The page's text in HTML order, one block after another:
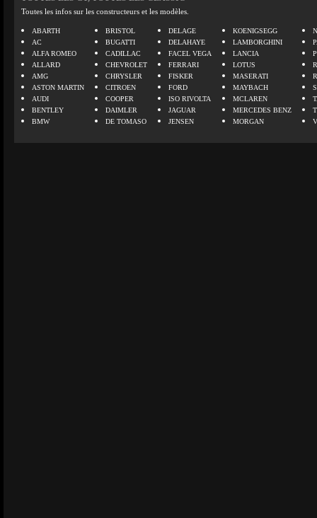
Toutes les infos sur les constructeurs et les modèles.
ABARTH
AC
ALFA ROMEO
ALLARD
AMG
ASTON MARTIN
AUDI
BENTLEY
BMW
BRISTOL
BUGATTI
CADILLAC
CHEVROLET
CHRYSLER
CITROEN
COOPER
DAIMLER
DE TOMASO
DELAGE
DELAHAYE
FACEL VEGA
FERRARI
FISKER
FORD
ISO RIVOLTA
JAGUAR
JENSEN
KOENIGSEGG
LAMBORGHINI
LANCIA
LOTUS
MASERATI
MAYBACH
MCLAREN
MERCEDES BENZ
MORGAN